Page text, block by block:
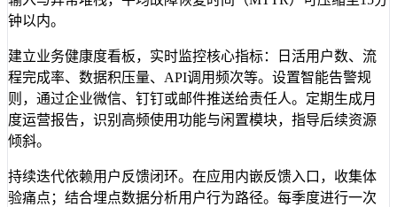
钟以内。
建立业务健康度看板，实时监控核心指标：日活用户数、流
程完成率、数据积压量、API调用频次等。设置智能告警规
则，通过企业微信、钉钉或邮件推送给责任人。定期生成月
度运营报告，识别高频使用功能与闲置模块，指导后续资源
倾斜。
持续迭代依赖用户反馈闭环。在应用内嵌反馈入口，收集体
验痛点；结合埋点数据分析用户行为路径。每季度进行一次